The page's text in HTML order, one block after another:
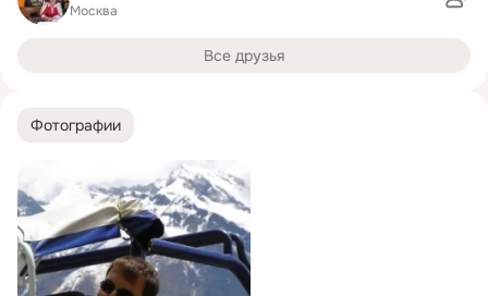
Фотографии
Москва
Все друзья